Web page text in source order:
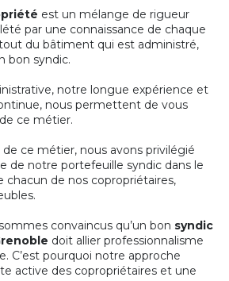
est un mélange de rigueur
par une connaissance de chaque
du bâtiment qui est administré,
bon syndic.
notre longue expérience et
nous permettent de vous
ce métier.
ce métier, nous avons privilégié
de notre portefeuille syndic dans le
chacun de nos copropriétaires,
convaincus qu’un bon syndic
doit allier professionnalisme
C’est pourquoi notre approche
active des copropriétaires et une